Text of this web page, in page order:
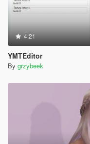
4.21
YMTEditor
By grzybeek